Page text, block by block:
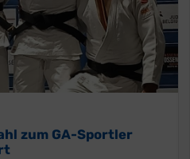
zum GA-Sportler